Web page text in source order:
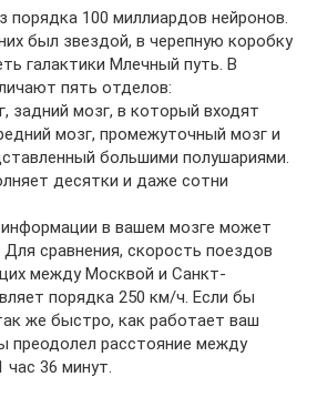
порядка 100 миллиардов нейронов.
был звездой, в черепную коробку
галактики Млечный путь. В
пять отделов:
задний мозг, в который входят
мозг, промежуточный мозг и
большими полушариями.
десятки и даже сотни
в вашем мозге может
сравнения, скорость поездов
между Москвой и Санкт-
порядка 250 км/ч. Если бы
же быстро, как работает ваш
преодолел расстояние между
час 36 минут.